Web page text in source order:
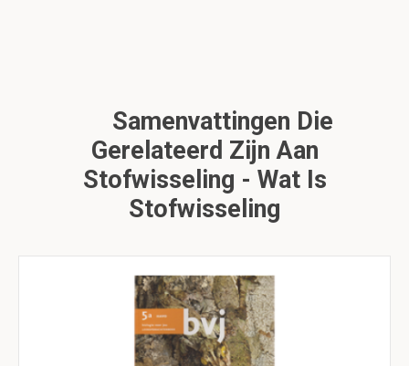
Samenvattingen Die
Gerelateerd Zijn Aan
Stofwisseling - Wat Is
Stofwisseling